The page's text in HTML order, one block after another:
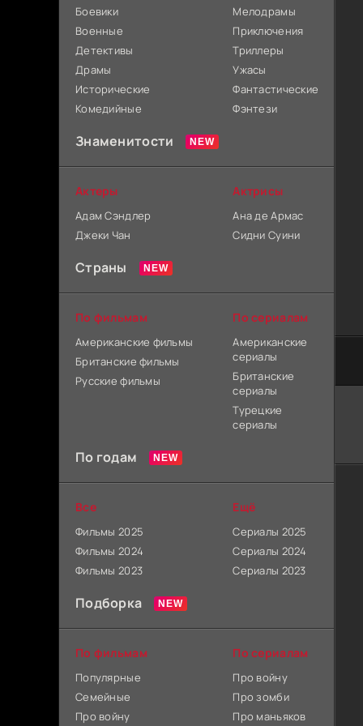
Боевики
Военные
Детективы
Драмы
Исторические
Комедийные
Мелодрамы
Приключения
Триллеры
Ужасы
Фантастические
Фэнтези
Знаменитости
Актеры
Адам Сэндлер
Джеки Чан
Актрисы
Ана де Армас
Сидни Суини
Страны
По фильмам
Американские фильмы
Британские фильмы
Русские фильмы
По сериалам
Американские
сериалы
Британские
сериалы
Турецкие
сериалы
По годам
Все
Фильмы 2025
Фильмы 2024
Фильмы 2023
Ещё
Сериалы 2025
Сериалы 2024
Сериалы 2023
Подборка
По фильмам
Популярные
Семейные
Про войну
По сериалам
Про войну
Про зомби
Про маньяков